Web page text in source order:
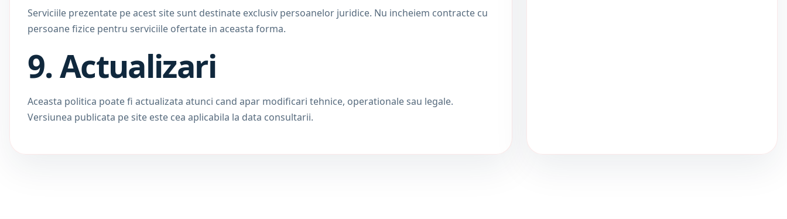
Serviciile prezentate pe acest site sunt destinate exclusiv persoanelor juridice. Nu incheiem contracte cu
persoane fizice pentru serviciile ofertate in aceasta forma.
9. Actualizari
Aceasta politica poate fi actualizata atunci cand apar modificari tehnice, operationale sau legale.
Versiunea publicata pe site este cea aplicabila la data consultarii.